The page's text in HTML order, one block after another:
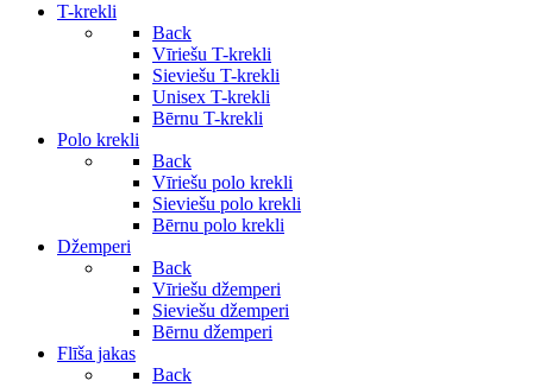
T-krekli
Back
Vīriešu T-krekli
Sieviešu T-krekli
Unisex T-krekli
Bērnu T-krekli
Polo krekli
Back
Vīriešu polo krekli
Sieviešu polo krekli
Bērnu polo krekli
Džemperi
Back
Vīriešu džemperi
Sieviešu džemperi
Bērnu džemperi
Flīša jakas
Back